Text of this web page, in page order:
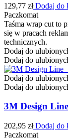
129,77 złDodaj do
Paczkomat
Taśma wrap cut to
się w pracach
technicznych.
Dodaj do
Dodaj do
Dodaj do
Dodaj do
3M Design
202,95 złDodaj do
Paczkomat